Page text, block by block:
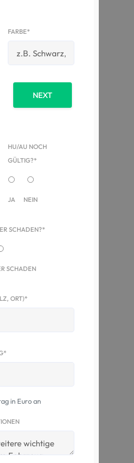
FARBE*
NEXT
HU/AU NOCH
GÜLTIG?*
JA NEIN
SCHADEN?*
SCHADEN
ORT)*
in Euro an